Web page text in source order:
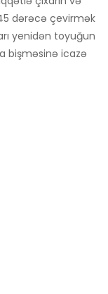
dərəcə çevirmək
yenidən toyuğun
bişməsinə icazə